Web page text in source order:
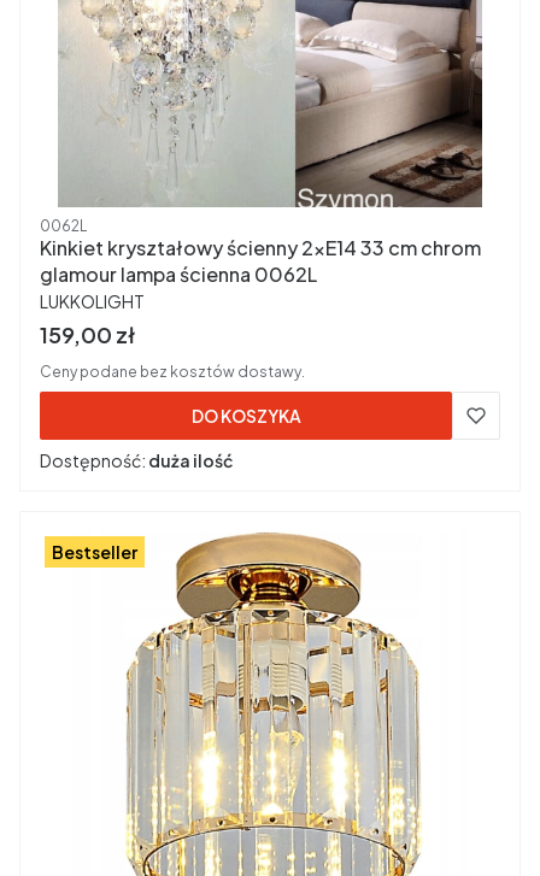
Kod produktu
0062L
Kinkiet kryształowy ścienny 2xE14 33 cm chrom
glamour lampa ścienna 0062L
PRODUCENT
LUKKOLIGHT
Cena brutto
159,00 zł
Ceny podane bez kosztów dostawy.
DO KOSZYKA
Dostępność: duża ilość
Bestseller